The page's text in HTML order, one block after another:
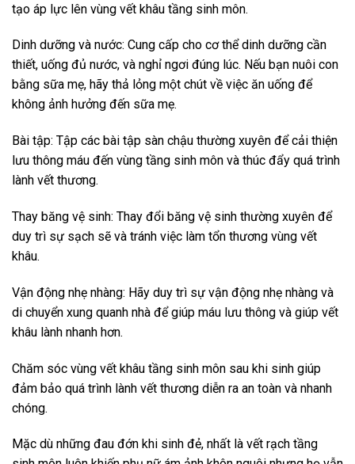
tạo áp lực lên vùng vết khâu tầng sinh môn.
Dinh dưỡng và nước: Cung cấp cho cơ thể dinh dưỡng cần
thiết, uống đủ nước, và nghỉ ngơi đúng lúc. Nếu bạn nuôi con
bằng sữa mẹ, hãy thả lỏng một chút về việc ăn uống để
không ảnh hưởng đến sữa mẹ.
Bài tập: Tập các bài tập sàn chậu thường xuyên để cải thiện
lưu thông máu đến vùng tầng sinh môn và thúc đẩy quá trình
lành vết thương.
Thay băng vệ sinh: Thay đổi băng vệ sinh thường xuyên để
duy trì sự sạch sẽ và tránh việc làm tổn thương vùng vết
khâu.
Vận động nhẹ nhàng: Hãy duy trì sự vận động nhẹ nhàng và
di chuyển xung quanh nhà để giúp máu lưu thông và giúp vết
khâu lành nhanh hơn.
Chăm sóc vùng vết khâu tầng sinh môn sau khi sinh giúp
đảm bảo quá trình lành vết thương diễn ra an toàn và nhanh
chóng.
Mặc dù những đau đớn khi sinh đẻ, nhất là vết rạch tầng